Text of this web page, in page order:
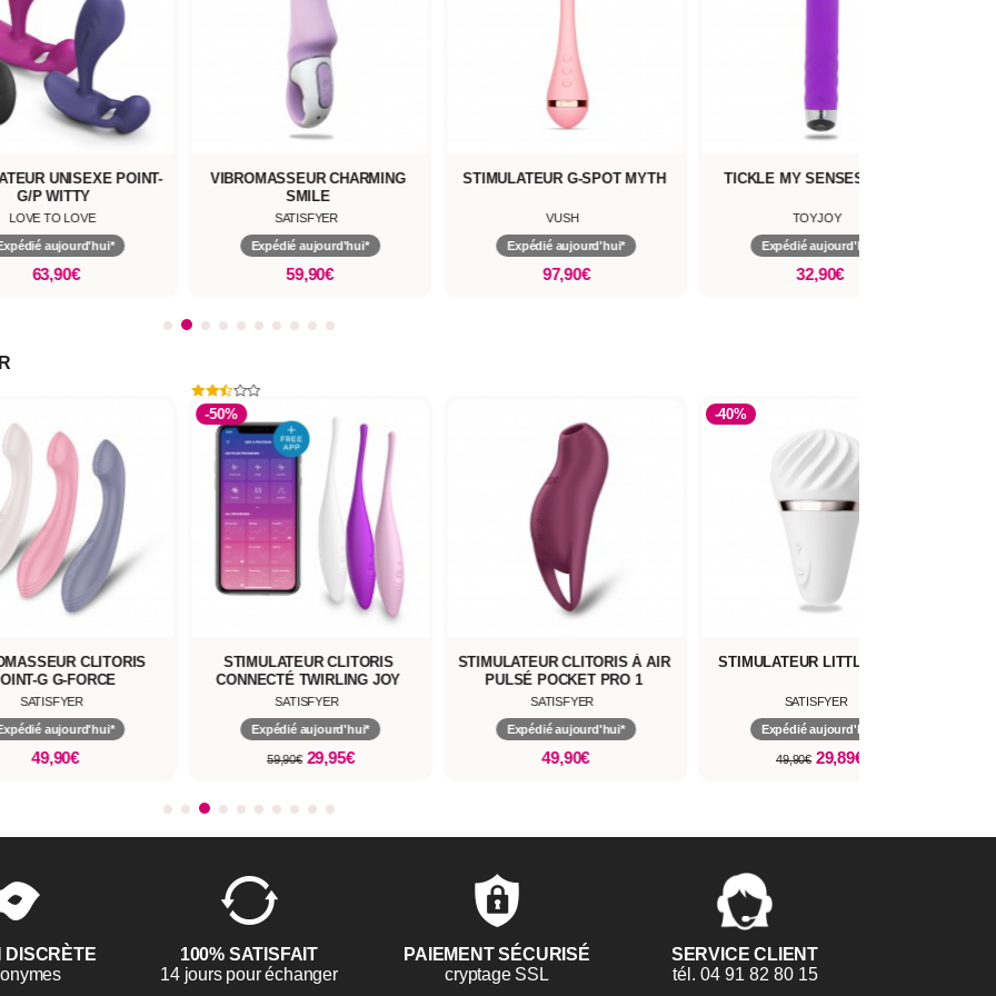
CHARMING
SMILE
SATISFYER
aujourd'hui*
59,90€
STIMULATEUR G-SPOT MYTH
VUSH
Expédié aujourd'hui*
97,90€
TICKLE MY SENSES SMILE
TOYJOY
Expédié aujourd'hui*
32,90€
VIBROMASSEUR POINT-G SASSY
PILLOW TALK
Expédié aujourd'hui*
62,90€
CLITORIS
G G-FORCE
SATISFYER
aujourd'hui*
49,90€
-50%
STIMULATEUR CLITORIS
CONNECTÉ TWIRLING JOY
SATISFYER
Expédié aujourd'hui*
59,90€29,95€
STIMULATEUR CLITORIS À AIR
PULSÉ POCKET PRO 1
SATISFYER
Expédié aujourd'hui*
49,90€
-40%
STIMULATEUR LITTLE WAND
SATISFYER
Expédié aujourd'hui*
49,90€ 29,89€
DISCRÈTE
100% SATISFAIT
14 jours pour échanger
PAIEMENT SÉCURISÉ
cryptage SSL
SERVICE CLIENT
tél. 04 91 82 80 15